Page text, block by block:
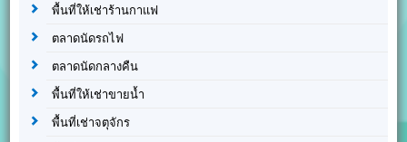
พื้นที่ให้เช่าร้านกาแฟ
ตลาดนัดรถไฟ
ตลาดนัดกลางคืน
พื้นที่ให้เช่าขายน้ำ
พื้นที่เช่าจตุจักร